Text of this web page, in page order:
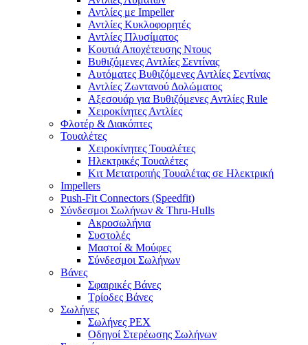
Αντλίες με Impeller
Αντλίες Κυκλοφορητές
Αντλίες Πλυσίματος
Κουτιά Αποχέτευσης Ντους
Βυθιζόμενες Αντλίες Σεντίνας
Αυτόματες Βυθιζόμενες Αντλίες Σεντίνας
Αντλίες Ζωντανού Δολώματος
Αξεσουάρ για Βυθιζόμενες Αντλίες Rule
Χειροκίνητες Αντλίες
Φλοτέρ & Διακόπτες
Τουαλέτες
Χειροκίνητες Τουαλέτες
Ηλεκτρικές Τουαλέτες
Κιτ Μετατροπής Τουαλέτας σε Ηλεκτρική
Impellers
Push-Fit Connectors (Speedfit)
Σύνδεσμοι Σωλήνων & Thru-Hulls
Ακροσωλήνια
Συστολές
Μαστοί & Μούφες
Σύνδεσμοι Σωλήνων
Βάνες
Σφαιρικές Βάνες
Τρίοδες Βάνες
Σωλήνες
Σωλήνες PEX
Οδηγοί Στερέωσης Σωλήνων